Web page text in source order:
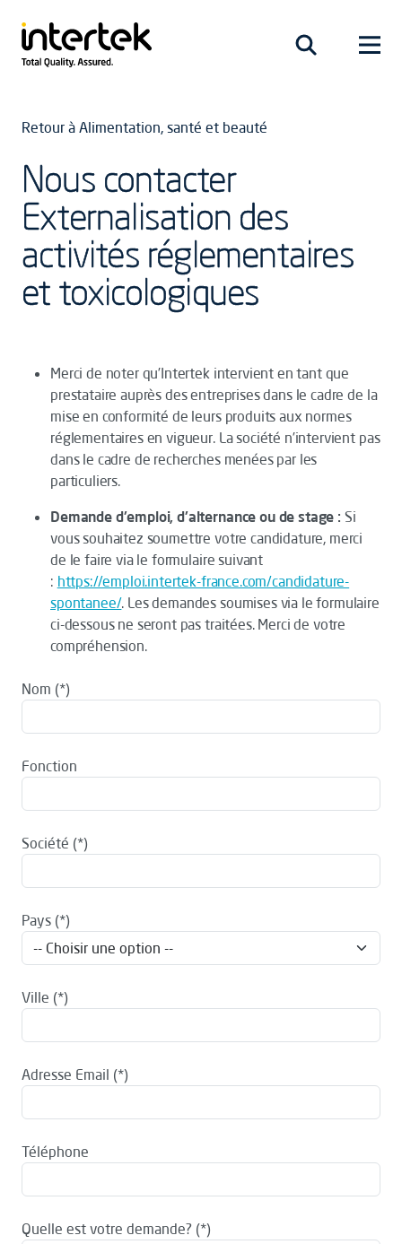
Retour à Alimentation, santé et beauté
Nous contacter
Externalisation des
activités réglementaires
et toxicologiques
Merci de noter qu’Intertek intervient en tant que
prestataire auprès des entreprises dans le cadre de la
mise en conformité de leurs produits aux normes
réglementaires en vigueur. La société n’intervient pas
dans le cadre de recherches menées par les
particuliers.
Demande d'emploi, d'alternance ou de stage : Si
vous souhaitez soumettre votre candidature, merci
de le faire via le formulaire suivant
: https://emploi.intertek-france.com/candidature-
spontanee/. Les demandes soumises via le formulaire
ci-dessous ne seront pas traitées. Merci de votre
compréhension.
Nom
Fonction
Société
Pays
Ville
Adresse Email
Téléphone
Quelle est votre demande?